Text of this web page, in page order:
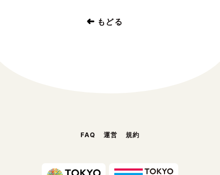
もどる
FAQ 運営 規約